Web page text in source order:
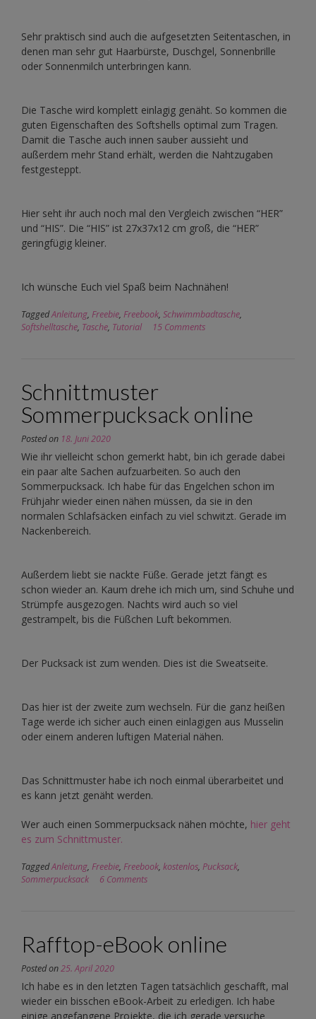
Sehr praktisch sind auch die aufgesetzten Seitentaschen, in
denen man sehr gut Haarbürste, Duschgel, Sonnenbrille
oder Sonnenmilch unterbringen kann.
Die Tasche wird komplett einlagig genäht. So kommen die
guten Eigenschaften des Softshells optimal zum Tragen.
Damit die Tasche auch innen sauber aussieht und
außerdem mehr Stand erhält, werden die Nahtzugaben
festgesteppt.
Hier seht ihr auch noch mal den Vergleich zwischen “HER”
und “HIS”. Die “HIS” ist 27x37x12 cm groß, die “HER”
geringfügig kleiner.
Ich wünsche Euch viel Spaß beim Nachnähen!
TaggedAnleitung, Freebie, Freebook, Schwimmbadtasche,
Softshelltasche, Tasche, Tutorial 15 Comments
Schnittmuster
Sommerpucksack online
Posted on 18. Juni 2020
Wie ihr vielleicht schon gemerkt habt, bin ich gerade dabei
ein paar alte Sachen aufzuarbeiten. So auch den
Sommerpucksack. Ich habe für das Engelchen schon im
Frühjahr wieder einen nähen müssen, da sie in den
normalen Schlafsäcken einfach zu viel schwitzt. Gerade im
Nackenbereich.
Außerdem liebt sie nackte Füße. Gerade jetzt fängt es
schon wieder an. Kaum drehe ich mich um, sind Schuhe und
Strümpfe ausgezogen. Nachts wird auch so viel
gestrampelt, bis die Füßchen Luft bekommen.
Der Pucksack ist zum wenden. Dies ist die Sweatseite.
Das hier ist der zweite zum wechseln. Für die ganz heißen
Tage werde ich sicher auch einen einlagigen aus Musselin
oder einem anderen luftigen Material nähen.
Das Schnittmuster habe ich noch einmal überarbeitet und
es kann jetzt genäht werden.
Wer auch einen Sommerpucksack nähen möchte, hier geht
es zum Schnittmuster.
TaggedAnleitung, Freebie, Freebook, kostenlos, Pucksack,
Sommerpucksack
6 Comments
Rafftop-eBook online
Posted on25. April 2020
Ich habe es in den letzten Tagen tatsächlich geschafft, mal
wieder ein bisschen eBook-Arbeit zu erledigen. Ich habe
einige angefangene Projekte, die ich gerade versuche